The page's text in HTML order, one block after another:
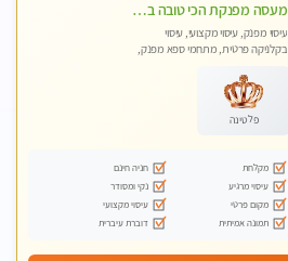
מעסה מפנקת הכי טובה בעיר במרכז העיר כל סוגי העיסויים מעסה מקצועית ואיכותית פרטי!!!מומלץ לחלוטין!!
עיסוי מפנק, עיסוי מקצועי, עיסוי
בקלניקה פרטית, מתחמי ספא מפנק,
פלטינה
מקלחת
חניה חינם
עיסוי מרגיע
נקי ומסודר
מקום פרטי
עיסוי מקצועי
תמונה אמיתית
דוברת עיברית